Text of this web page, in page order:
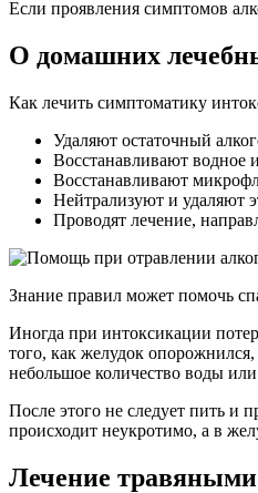
Если проявления симптомов
О домашних
Как лечить симптоматику
Удаляют остаточный
Восстанавливают водное
Восстанавливают
Нейтрализуют и удаляют
Проводят лечение,
Знание правил может помочь
Иногда при интоксикации
того, как желудок
небольшое количество воды
После этого не следует пить и
происходит неукротимо, а в
Лечение